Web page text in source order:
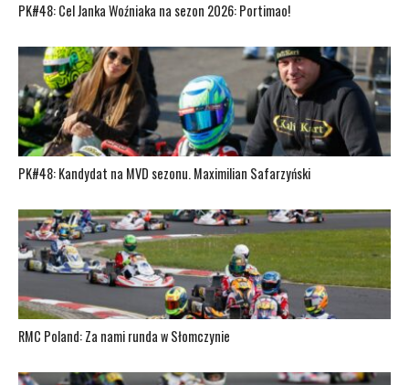
PK#48: Cel Janka Woźniaka na sezon 2026: Portimao!
PK#48: Kandydat na MVD sezonu. Maximilian Safarzyński
RMC Poland: Za nami runda w Słomczynie